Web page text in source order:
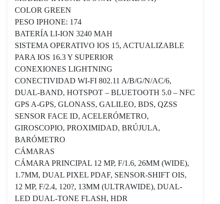
COLOR GREEN
PESO IPHONE: 174
BATERÍA LI-ION 3240 MAH
SISTEMA OPERATIVO IOS 15, ACTUALIZABLE
PARA IOS 16.3 Y SUPERIOR
CONEXIONES LIGHTNING
CONECTIVIDAD WI-FI 802.11 A/B/G/N/AC/6,
DUAL-BAND, HOTSPOT – BLUETOOTH 5.0 – NFC
GPS A-GPS, GLONASS, GALILEO, BDS, QZSS
SENSOR FACE ID, ACELERÓMETRO,
GIROSCOPIO, PROXIMIDAD, BRÚJULA,
BARÓMETRO
CÁMARAS
CÁMARA PRINCIPAL 12 MP, F/1.6, 26MM (WIDE),
1.7ΜM, DUAL PIXEL PDAF, SENSOR-SHIFT OIS,
12 MP, F/2.4, 120?, 13MM (ULTRAWIDE), DUAL-
LED DUAL-TONE FLASH, HDR